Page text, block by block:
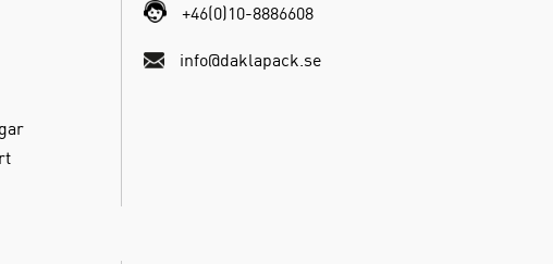
+46(0)10-8886608
info@daklapack.se